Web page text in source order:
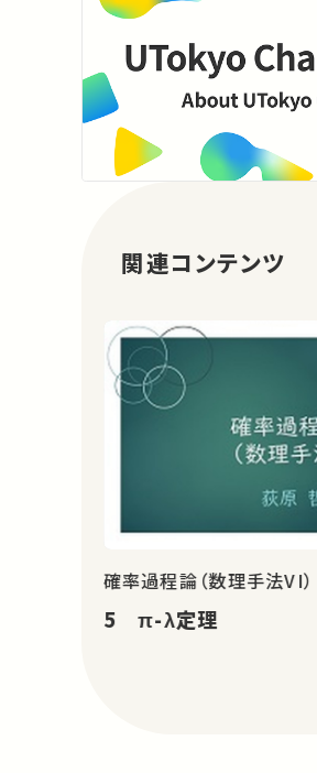
関連コンテンツ
確率過程論（数理手法VI）
5 π-λ定理